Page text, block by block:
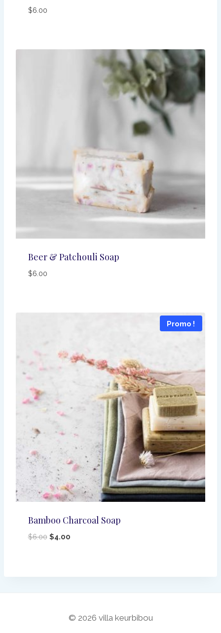
$6.00
Beer & Patchouli Soap
$6.00
Promo !
Bamboo Charcoal Soap
$6.00 Le
$4.00Le
© 2026 villa keurbibou